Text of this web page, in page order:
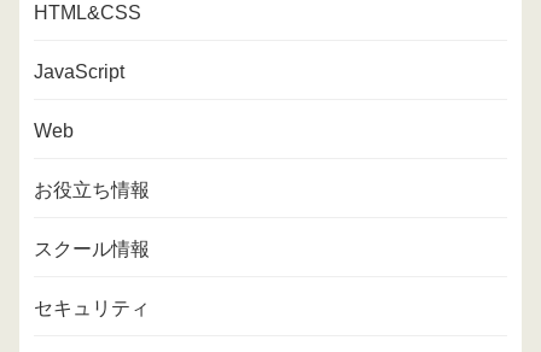
HTML&CSS
JavaScript
Web
お役立ち情報
スクール情報
セキュリティ